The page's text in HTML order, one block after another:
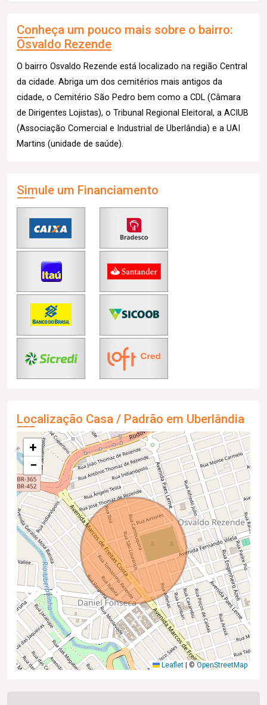
Conheça um pouco mais sobre o bairro:
Osvaldo Rezende
O bairro Osvaldo Rezende está localizado na região Central
da cidade. Abriga um dos cemitérios mais antigos da
cidade, o Cemitério São Pedro bem como a CDL (Câmara
de Dirigentes Lojistas), o Tribunal Regional Eleitoral, a ACIUB
(Associação Comercial e Industrial de Uberlândia) e a UAI
Martins (unidade de saúde).
Simule um Financiamento
Localização Casa / Padrão em Uberlândia
+
−
Leaflet ©OpenStreetMap